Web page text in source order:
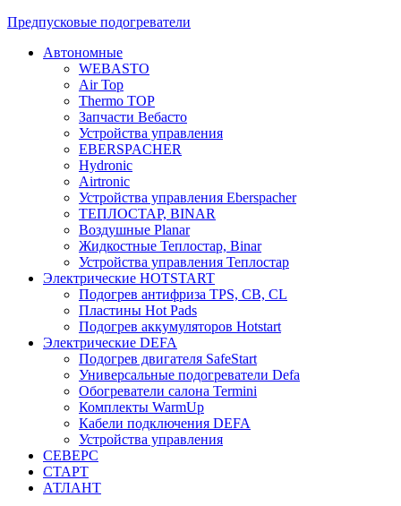
Предпусковые подогреватели
Автономные
WEBASTO
Air Top
Thermo TOP
Запчасти Вебасто
Устройства управления
EBERSPACHER
Hydronic
Airtronic
Устройства управления Eberspacher
ТЕПЛОСТАР, BINAR
Воздушные Planar
Жидкостные Теплостар, Binar
Устройства управления Теплостар
Электрические HOTSTART
Подогрев антифриза TPS, CB, CL
Пластины Hot Pads
Подогрев аккумуляторов Hotstart
Электрические DEFA
Подогрев двигателя SafeStart
Универсальные подогреватели Defa
Обогреватели салона Termini
Комплекты WarmUp
Кабели подключения DEFA
Устройства управления
СЕВЕРС
СТАРТ
АТЛАНТ